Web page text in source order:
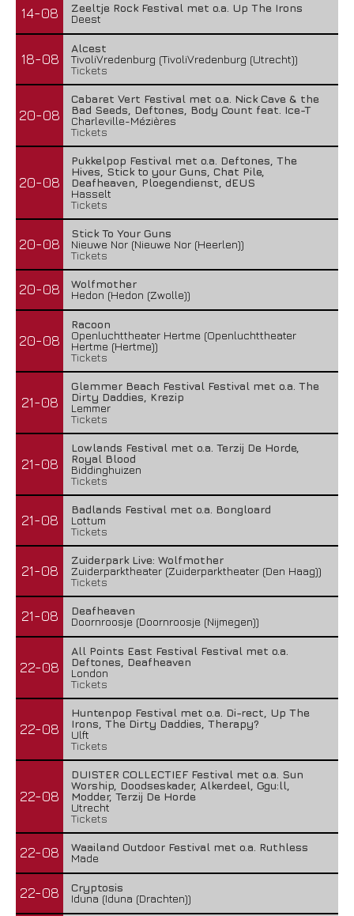
Wailin’ Storms – The Arsonist
26 juli 2026
The Fifth Alliance – Stenahoria
Gallon – A Spell Called Reality
22 juli 2026
14-08
Zeeltje Rock Festival met o.a. Up The Irons
Deest
18-08
Alcest
TivoliVredenburg (TivoliVredenburg (Utrecht))
Tickets
20-08
Cabaret Vert Festival met o.a. Nick Cave & the
Bad Seeds, Deftones, Body Count feat. Ice-T
Charleville-Mézières
Tickets
20-08
Pukkelpop Festival met o.a. Deftones, The
Hives, Stick to your Guns, Chat Pile,
Deafheaven, Ploegendienst, dEUS
Hasselt
Tickets
20-08
Stick To Your Guns
Nieuwe Nor (Nieuwe Nor (Heerlen))
Tickets
20-08
Wolfmother
Hedon (Hedon (Zwolle))
20-08
Racoon
Openluchttheater Hertme (Openluchttheater
Hertme (Hertme))
Tickets
21-08
Glemmer Beach Festival Festival met o.a. The
Dirty Daddies, Krezip
Lemmer
Tickets
21-08
Lowlands Festival met o.a. Terzij De Horde,
Royal Blood
Biddinghuizen
Tickets
21-08
Badlands Festival met o.a. Bongloard
Lottum
Tickets
21-08
Zuiderpark Live: Wolfmother
Zuiderparktheater (Zuiderparktheater (Den Haag))
Tickets
21-08
Deafheaven
Doornroosje (Doornroosje (Nijmegen))
22-08
All Points East Festival Festival met o.a.
Deftones, Deafheaven
London
Tickets
22-08
Huntenpop Festival met o.a. Di-rect, Up The
Irons, The Dirty Daddies, Therapy?
Ulft
Tickets
22-08
DUISTER COLLECTIEF Festival met o.a. Sun
Worship, Doodseskader, Alkerdeel, Ggu:ll,
Modder, Terzij De Horde
Utrecht
Tickets
22-08
Waailand Outdoor Festival met o.a. Ruthless
Made
22-08
Cryptosis
Iduna (Iduna (Drachten))